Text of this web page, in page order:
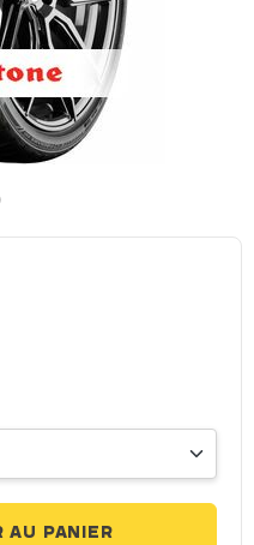
AU PANIER